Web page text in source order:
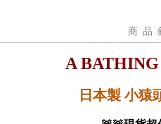
商品